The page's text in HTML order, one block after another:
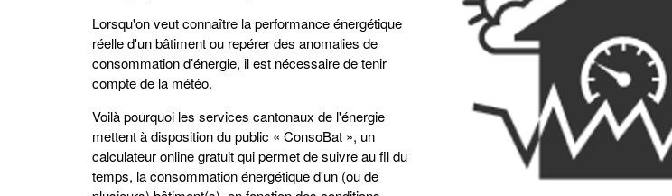
Lorsqu'on veut connaître la performance énergétique
réelle d'un bâtiment ou repérer des anomalies de
consommation d’énergie, il est nécessaire de tenir
compte de la météo.
Voilà pourquoi les services cantonaux de l'énergie
mettent à disposition du public « ConsoBat », un
calculateur online gratuit qui permet de suivre au fil du
temps, la consommation énergétique d'un (ou de